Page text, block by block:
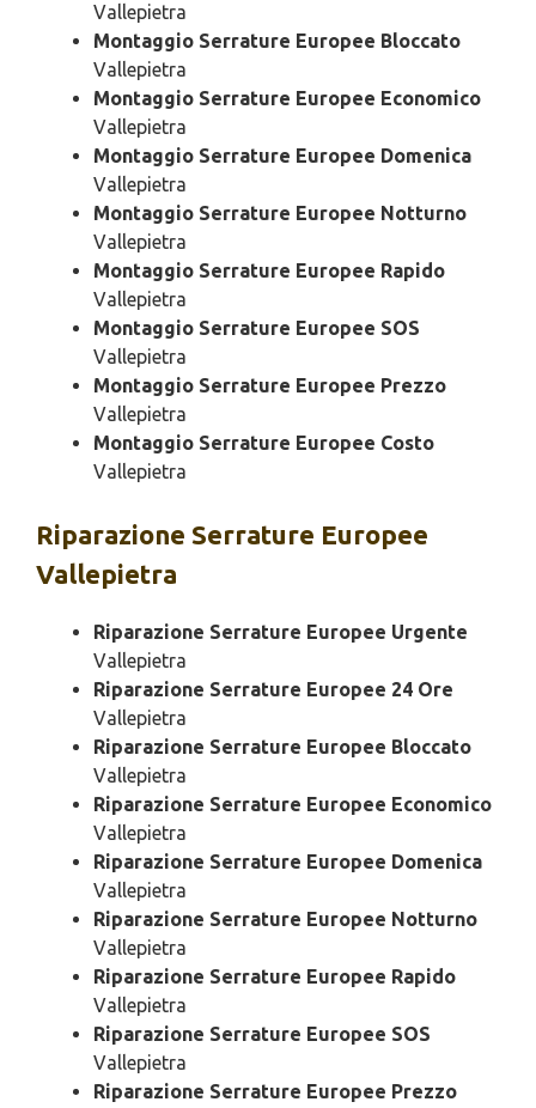
Vallepietra
Montaggio Serrature Europee Bloccato
Vallepietra
Montaggio Serrature Europee Economico
Vallepietra
Montaggio Serrature Europee Domenica
Vallepietra
Montaggio Serrature Europee Notturno
Vallepietra
Montaggio Serrature Europee Rapido
Vallepietra
Montaggio Serrature Europee SOS
Vallepietra
Montaggio Serrature Europee Prezzo
Vallepietra
Montaggio Serrature Europee Costo
Vallepietra
Riparazione Serrature Europee
Vallepietra
Riparazione Serrature Europee Urgente
Vallepietra
Riparazione Serrature Europee 24 Ore
Vallepietra
Riparazione Serrature Europee Bloccato
Vallepietra
Riparazione Serrature Europee Economico
Vallepietra
Riparazione Serrature Europee Domenica
Vallepietra
Riparazione Serrature Europee Notturno
Vallepietra
Riparazione Serrature Europee Rapido
Vallepietra
Riparazione Serrature Europee SOS
Vallepietra
Riparazione Serrature Europee Prezzo